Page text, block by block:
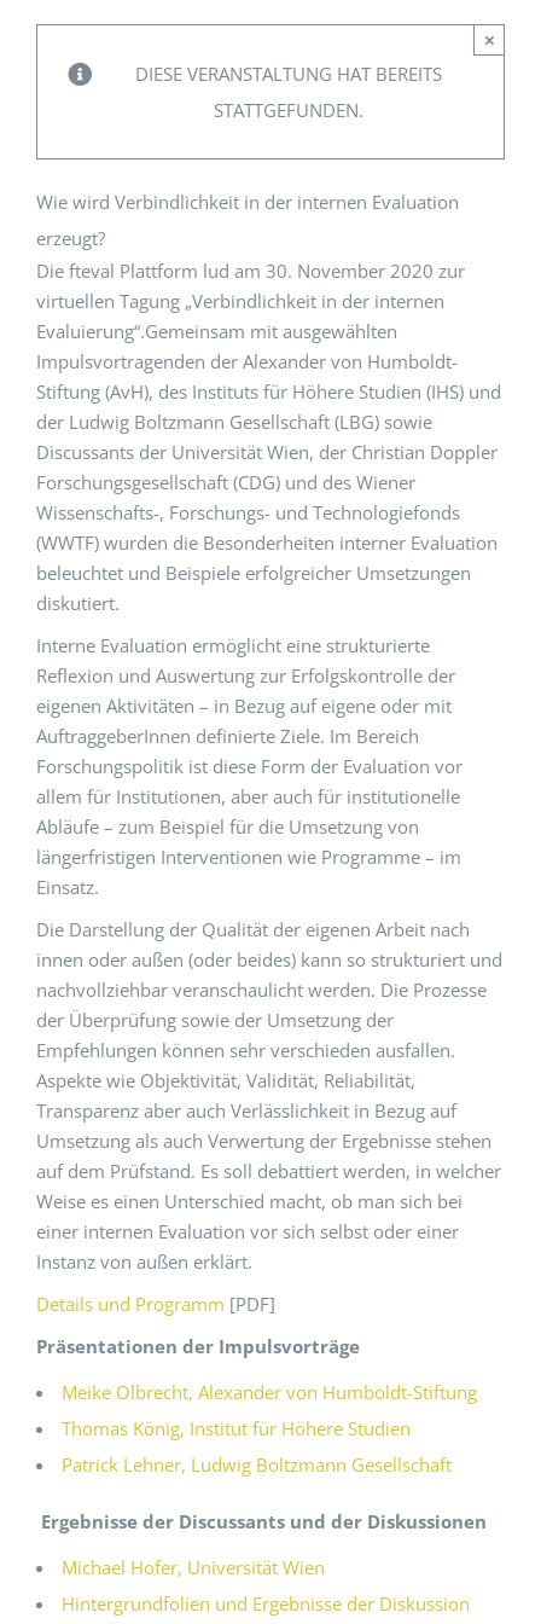
EVENTS
KONTAKT
DIESE VERANSTALTUNG HAT BEREITS
STATTGEFUNDEN.
×
Wie wird Verbindlichkeit in der internen Evaluation
erzeugt?
Die fteval Plattform lud am 30. November 2020 zur
virtuellen Tagung „Verbindlichkeit in der internen
Evaluierung“.Gemeinsam mit ausgewählten
Impulsvortragenden der Alexander von Humboldt-
Stiftung (AvH), des Instituts für Höhere Studien (IHS) und
der Ludwig Boltzmann Gesellschaft (LBG) sowie
Discussants der Universität Wien, der Christian Doppler
Forschungsgesellschaft (CDG) und des Wiener
Wissenschafts-, Forschungs- und Technologiefonds
(WWTF) wurden die Besonderheiten interner Evaluation
beleuchtet und Beispiele erfolgreicher Umsetzungen
diskutiert.
Interne Evaluation ermöglicht eine strukturierte
Reflexion und Auswertung zur Erfolgskontrolle der
eigenen Aktivitäten – in Bezug auf eigene oder mit
AuftraggeberInnen definierte Ziele. Im Bereich
Forschungspolitik ist diese Form der Evaluation vor
allem für Institutionen, aber auch für institutionelle
Abläufe – zum Beispiel für die Umsetzung von
längerfristigen Interventionen wie Programme – im
Einsatz.
Die Darstellung der Qualität der eigenen Arbeit nach
innen oder außen (oder beides) kann so strukturiert und
nachvollziehbar veranschaulicht werden. Die Prozesse
der Überprüfung sowie der Umsetzung der
Empfehlungen können sehr verschieden ausfallen.
Aspekte wie Objektivität, Validität, Reliabilität,
Transparenz aber auch Verlässlichkeit in Bezug auf
Umsetzung als auch Verwertung der Ergebnisse stehen
auf dem Prüfstand. Es soll debattiert werden, in welcher
Weise es einen Unterschied macht, ob man sich bei
einer internen Evaluation vor sich selbst oder einer
Instanz von außen erklärt.
Details und Programm [PDF]
Präsentationen der Impulsvorträge
Meike Olbrecht, Alexander von Humboldt-Stiftung
Thomas König, Institut für Höhere Studien
Patrick Lehner, Ludwig Boltzmann Gesellschaft
Ergebnisse der Discussants und der Diskussionen
Michael Hofer, Universität Wien
Hintergrundfolien und Ergebnisse der Diskussion